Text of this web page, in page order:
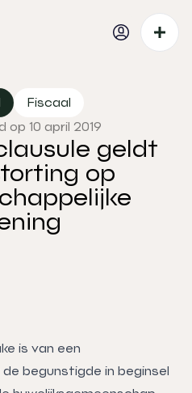
Fiscaal
op 10 april 2019
geldt
op
is van een
begunstigde in beginsel